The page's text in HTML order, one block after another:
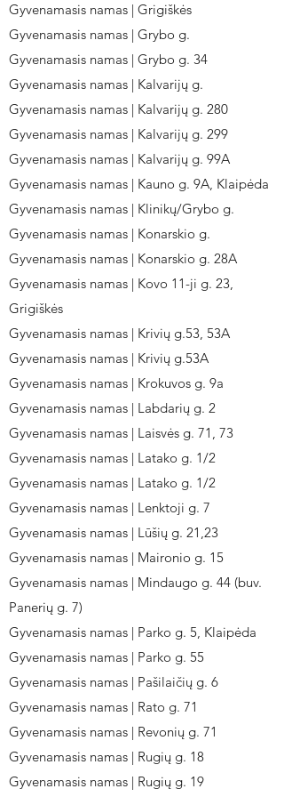
Gyvenamasis namas | Grigiškės
Gyvenamasis namas | Grybo g.
Gyvenamasis namas | Grybo g. 34
Gyvenamasis namas | Kalvarijų g.
Gyvenamasis namas | Kalvarijų g. 280
Gyvenamasis namas | Kalvarijų g. 299
Gyvenamasis namas | Kalvarijų g. 99A
Gyvenamasis namas | Kauno g. 9A, Klaipėda
Gyvenamasis namas | Klinikų/Grybo g.
Gyvenamasis namas | Konarskio g.
Gyvenamasis namas | Konarskio g. 28A
Gyvenamasis namas | Kovo 11-ji g. 23,
Grigiškės
Gyvenamasis namas | Krivių g.53, 53A
Gyvenamasis namas | Krivių g.53A
Gyvenamasis namas | Krokuvos g. 9a
Gyvenamasis namas | Labdarių g. 2
Gyvenamasis namas | Laisvės g. 71, 73
Gyvenamasis namas | Latako g. 1/2
Gyvenamasis namas | Latako g. 1/2
Gyvenamasis namas | Lenktoji g. 7
Gyvenamasis namas | Lūšių g. 21,23
Gyvenamasis namas | Maironio g. 15
Gyvenamasis namas | Mindaugo g. 44 (buv.
Panerių g. 7)
Gyvenamasis namas | Parko g. 5, Klaipėda
Gyvenamasis namas | Parko g. 55
Gyvenamasis namas | Pašilaičių g. 6
Gyvenamasis namas | Rato g. 71
Gyvenamasis namas | Revonių g. 71
Gyvenamasis namas | Rugių g. 18
Gyvenamasis namas | Rugių g. 19